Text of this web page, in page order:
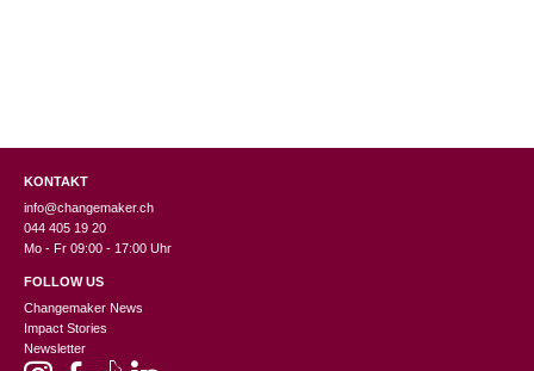
KONTAKT
info@changemaker.ch
044 405 19 20
Mo - Fr 09:00 - 17:00 Uhr
FOLLOW US
Changemaker News
Impact Stories
Newsletter